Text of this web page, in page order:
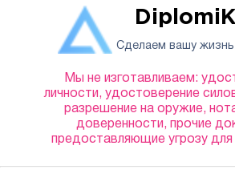
Сделаем вашу
Мы не изготавливаем:
личности, удостоверение
разрешение на оружие,
доверенности, прочие
предоставляющие угрозу для